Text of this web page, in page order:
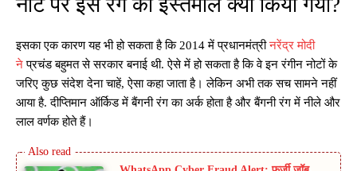
इसका एक कारण यह भी हो सकता है कि 2014 में प्रधानमंत्रीनरेंद्र मोदी
नेप्रचंड बहुमत से सरकार बनाई थी. ऐसे में हो सकता है कि वे इन रंगीन नोटों के
जरिए कुछ संदेश देना चाहें, ऐसा कहा जाता है। लेकिन अभी तक सच सामने नहीं
आया है. दीप्तिमान ऑर्किड में बैंगनी रंग का अर्क होता है और बैंगनी रंग में नीले और
लाल वर्णक होते हैं।